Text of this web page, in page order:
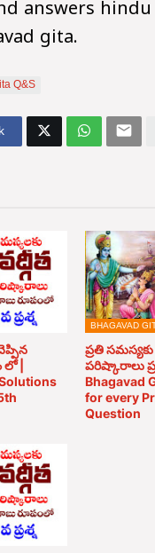
answers
gita.
Q&S
లో |
BHAGAVAD
ప్రతి
పరిష్కారాలు
Bhagavad
for every
Question